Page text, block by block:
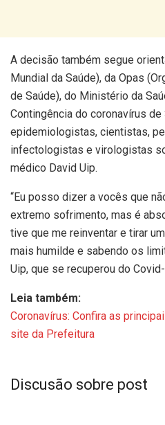
A decisão também segue
Mundial da Saúde), da Opas
de Saúde), do Ministério da
Contingência do coronavírus
epidemiologistas, cientistas,
infectologistas e virologistas
médico David Uip.
“Eu posso dizer a vocês que
extremo sofrimento, mas é
tive que me reinventar e tirar
mais humilde e sabendo os
Uip, que se recuperou do
Leia também:
Coronavírus: Confira as
site da Prefeitura
Discusão sobre post